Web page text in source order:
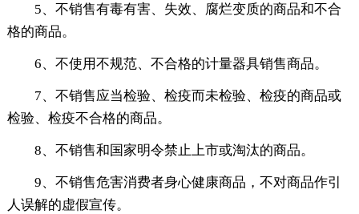
5、不销售有毒有害、失效、腐烂变质的商品和不合
格的商品。
6、不使用不规范、不合格的计量器具销售商品。
7、不销售应当检验、检疫而未检验、检疫的商品或
检验、检疫不合格的商品。
8、不销售和国家明令禁止上市或淘汰的商品。
9、不销售危害消费者身心健康商品，不对商品作引
人误解的虚假宣传。